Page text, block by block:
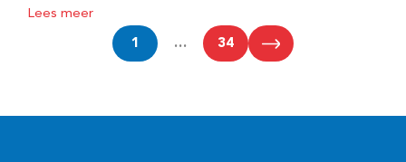
Lees meer
1 … 34